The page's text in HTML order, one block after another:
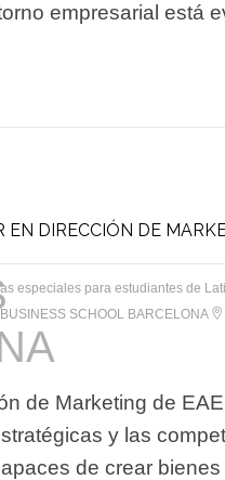
empresarial está
EN DIRECCIÓN DE
especiales para estudiantes de
SCHOOL BARCELONA
de Marketing de
y las
de crear